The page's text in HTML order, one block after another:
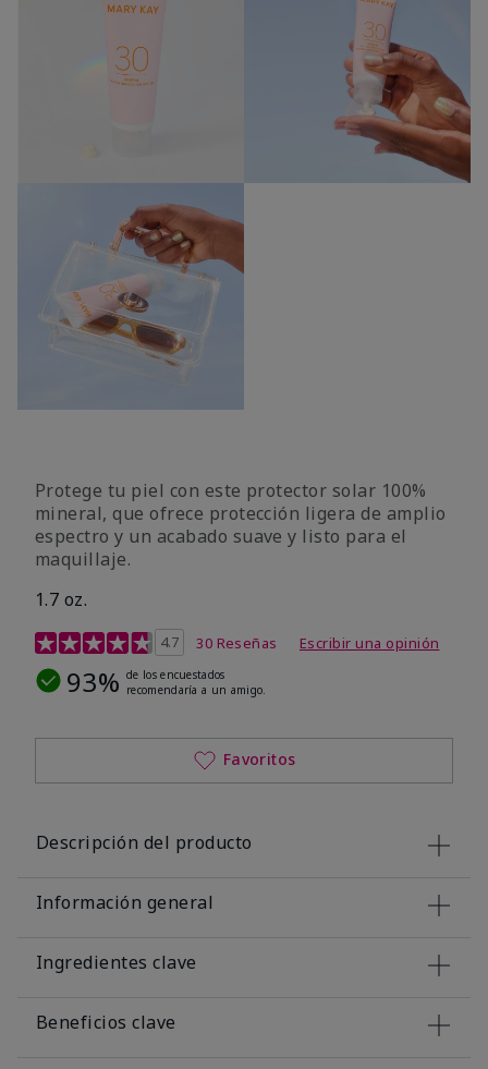
Protege tu piel con este protector solar 100%
mineral, que ofrece protección ligera de amplio
espectro y un acabado suave y listo para el
maquillaje.
1.7 oz.
Calificación de clientes de 5 de 5
4.7 30 Reseñas Escribir una opinión
93% de los encuestados
recomendaría a un amigo.
Favoritos
Descripción del producto
Información general
Ingredientes clave
Beneficios clave